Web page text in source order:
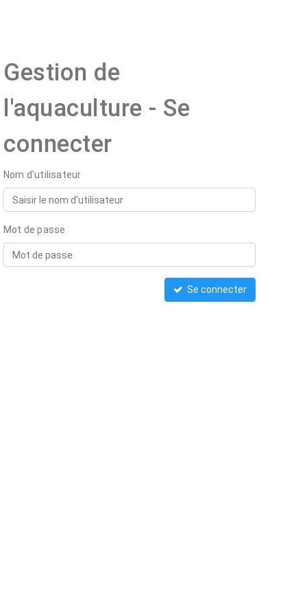
Gestion de
l'aquaculture - Se
connecter
Nom d'utilisateur
Mot de passe
Se connecter